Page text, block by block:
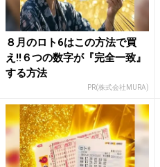
８月のロト6はこの方法で買
え!!６つの数字が『完全一致』
する方法
PR(株式会社MURA)